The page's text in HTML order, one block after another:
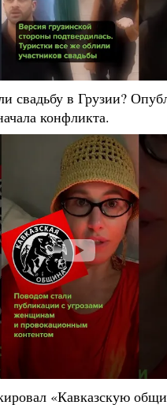
свадьбу в Грузии?
конфликта.
«Кавказскую